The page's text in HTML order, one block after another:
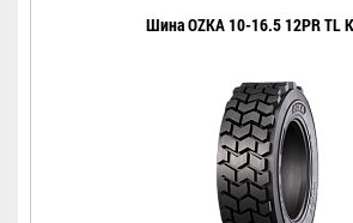
Шина OZKA 10-16.5 12PR TL